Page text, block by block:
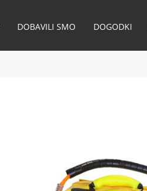
DOBAVILI SMO DOGODKI